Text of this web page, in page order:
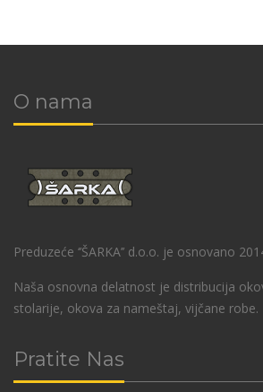
O nama
Preduzeće ‘’ŠARKA’’ d.o.o. je osnovano
Naša osnovna delatnost je distribucija
stolarije, okova za nameštaj, vijčane robe.
Pratite Nas